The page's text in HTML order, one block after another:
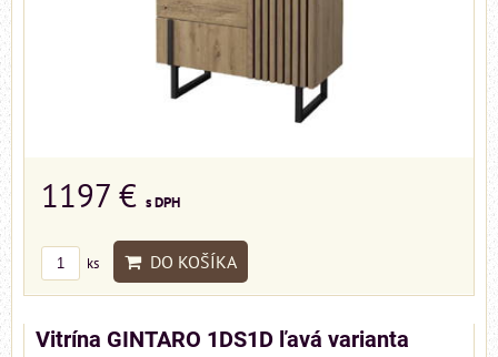
1197 € s DPH
ks DO KOŠÍKA
Vitrína GINTARO 1DS1D ľavá varianta